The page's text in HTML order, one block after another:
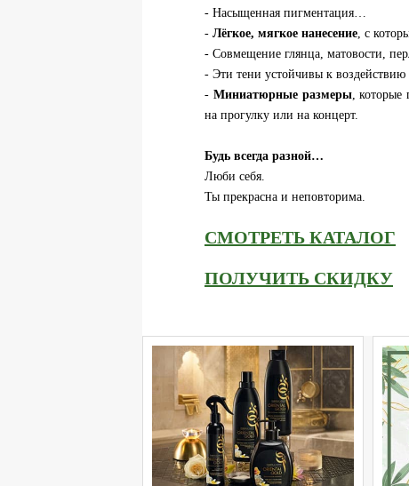
- Насыщенная пигментация…
- Лёгкое, мягкое нанесение, с
- Совмещение глянца, матовости,
- Эти тени устойчивы к
- Миниатюрные размеры, которые
на прогулку или на концерт.
Будь всегда разной…
Люби себя.
Ты прекрасна и неповторима.
СМОТРЕТЬ КАТАЛОГ
ПОЛУЧИТЬ СКИДКУ